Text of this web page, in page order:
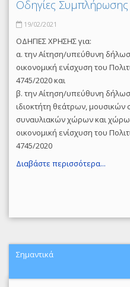
Οδηγίες Συμπλήρωσης
19/02/2021
ΟΔΗΓΙΕΣ ΧΡΗΣΗΣ για:
α. την Αίτηση/υπεύθυνη
οικονομική ενίσχυση του
4745/2020 και
β. την Αίτηση/υπεύθυνη
ιδιοκτήτη θεάτρων,
συναυλιακών χώρων και
οικονομική ενίσχυση του
4745/2020
Διαβάστε περισσότερα...
Σημαντικά